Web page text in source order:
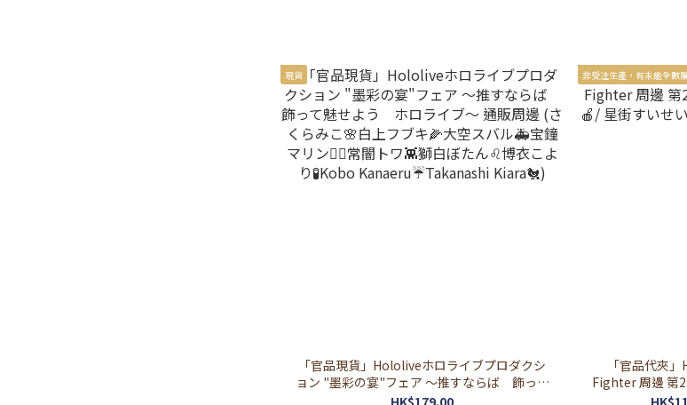
現貨
「官品現貨」Hololiveホロライブプロダクシ
ョン "墨彩の宴"フェア ～推すならば 飾って
魅せよう ホロライブ～ 通販周邊 (さくらみ
HK$179.00
非受注生產，有未能全數
「官品代夾
Fighter 周邊 第